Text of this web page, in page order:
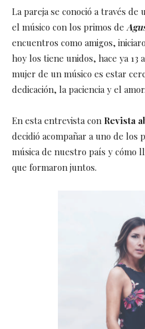
La pareja se conoció a través
el músico con los primos de
encuentros como amigos,
hoy los tiene unidos, hace ya 13
mujer de un músico es estar
dedicación, la paciencia y el amor.
En esta entrevista con Revista
decidió acompañar a uno de
música de nuestro país y cómo
que formaron juntos.